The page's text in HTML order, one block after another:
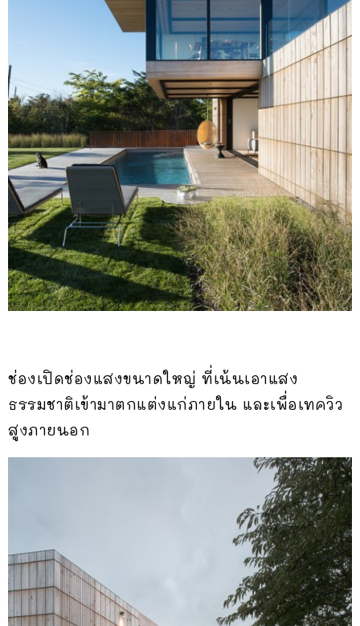
ช่องเปิดช่องแสงขนาดใหญ่ ที่เน้นเอาแสง
ธรรมชาติเข้ามาตกแต่งแก่ภายใน และเพื่อเทควิว
สูงภายนอก